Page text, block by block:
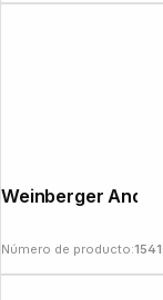
Weinberger
Número de producto: